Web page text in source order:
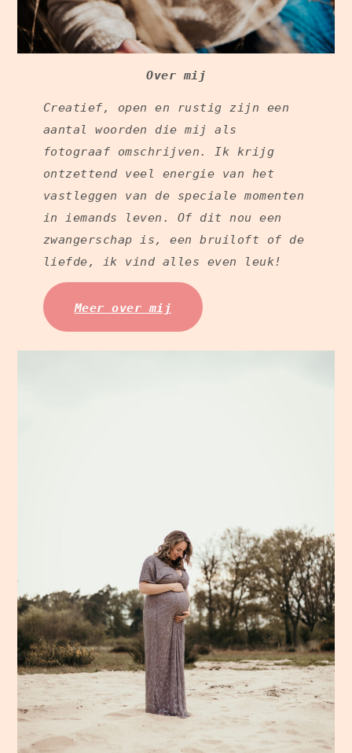
Over mij
Creatief, open en rustig zijn een
aantal woorden die mij als
fotograaf omschrijven. Ik krijg
ontzettend veel energie van het
vastleggen van de speciale momenten
in iemands leven. Of dit nou een
zwangerschap is, een bruiloft of de
liefde, ik vind alles even leuk!
Meer over mij